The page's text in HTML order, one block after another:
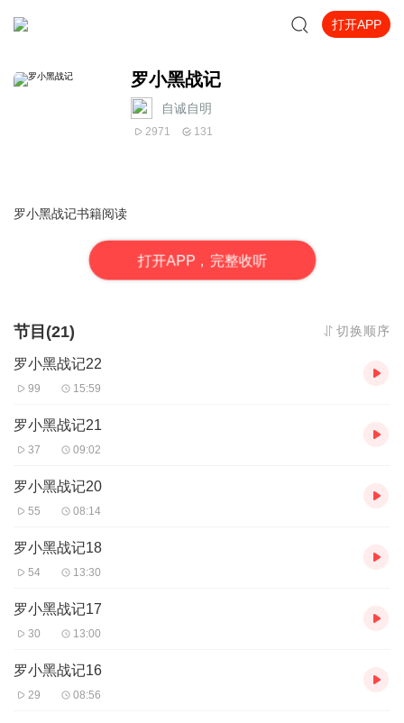
打开APP
罗小黑战记
自诚自明
2971 131
罗小黑战记书籍阅读
打开APP，完整收听
节目(21) 切换顺序
罗小黑战记22
99 15:59
罗小黑战记21
37 09:02
罗小黑战记20
55 08:14
罗小黑战记18
54 13:30
罗小黑战记17
30 13:00
罗小黑战记16
29 08:56